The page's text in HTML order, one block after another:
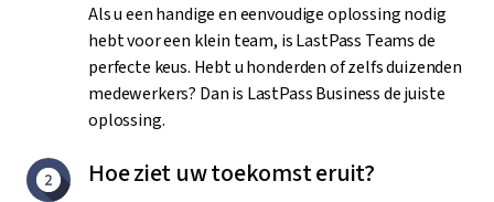
Als u een handige en eenvoudige oplossing nodig
hebt voor een klein team, is LastPass Teams de
perfecte keus. Hebt u honderden of zelfs duizenden
medewerkers? Dan is LastPass Business de juiste
oplossing.
Hoe ziet uw toekomst eruit?